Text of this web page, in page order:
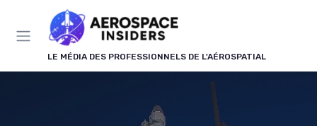
LE MÉDIA DES PROFESSIONNELS DE L'AÉROSPATIAL
Panneau de gestion des cookies